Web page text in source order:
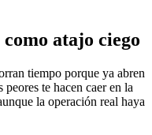
atajo ciego
tiempo porque ya abren
te hacen caer en la
la operación real haya